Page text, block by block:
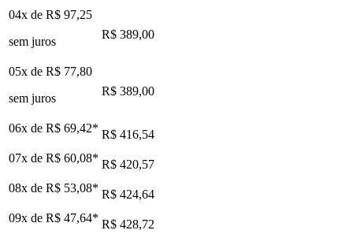
04x de R$ 97,25
sem juros
R$ 389,00
05x de R$ 77,80
sem juros
R$ 389,00
06x de R$ 69,42* R$ 416,54
07x de R$ 60,08* R$ 420,57
08x de R$ 53,08* R$ 424,64
09x de R$ 47,64* R$ 428,72